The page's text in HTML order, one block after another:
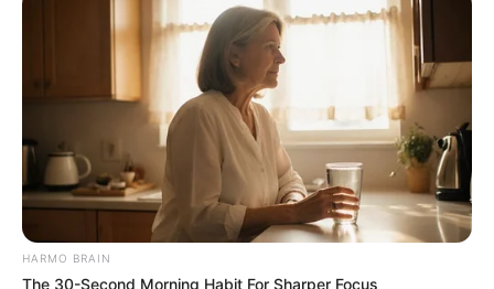
HARMO BRAIN
The 30-Second Morning Habit For Sharper Focus